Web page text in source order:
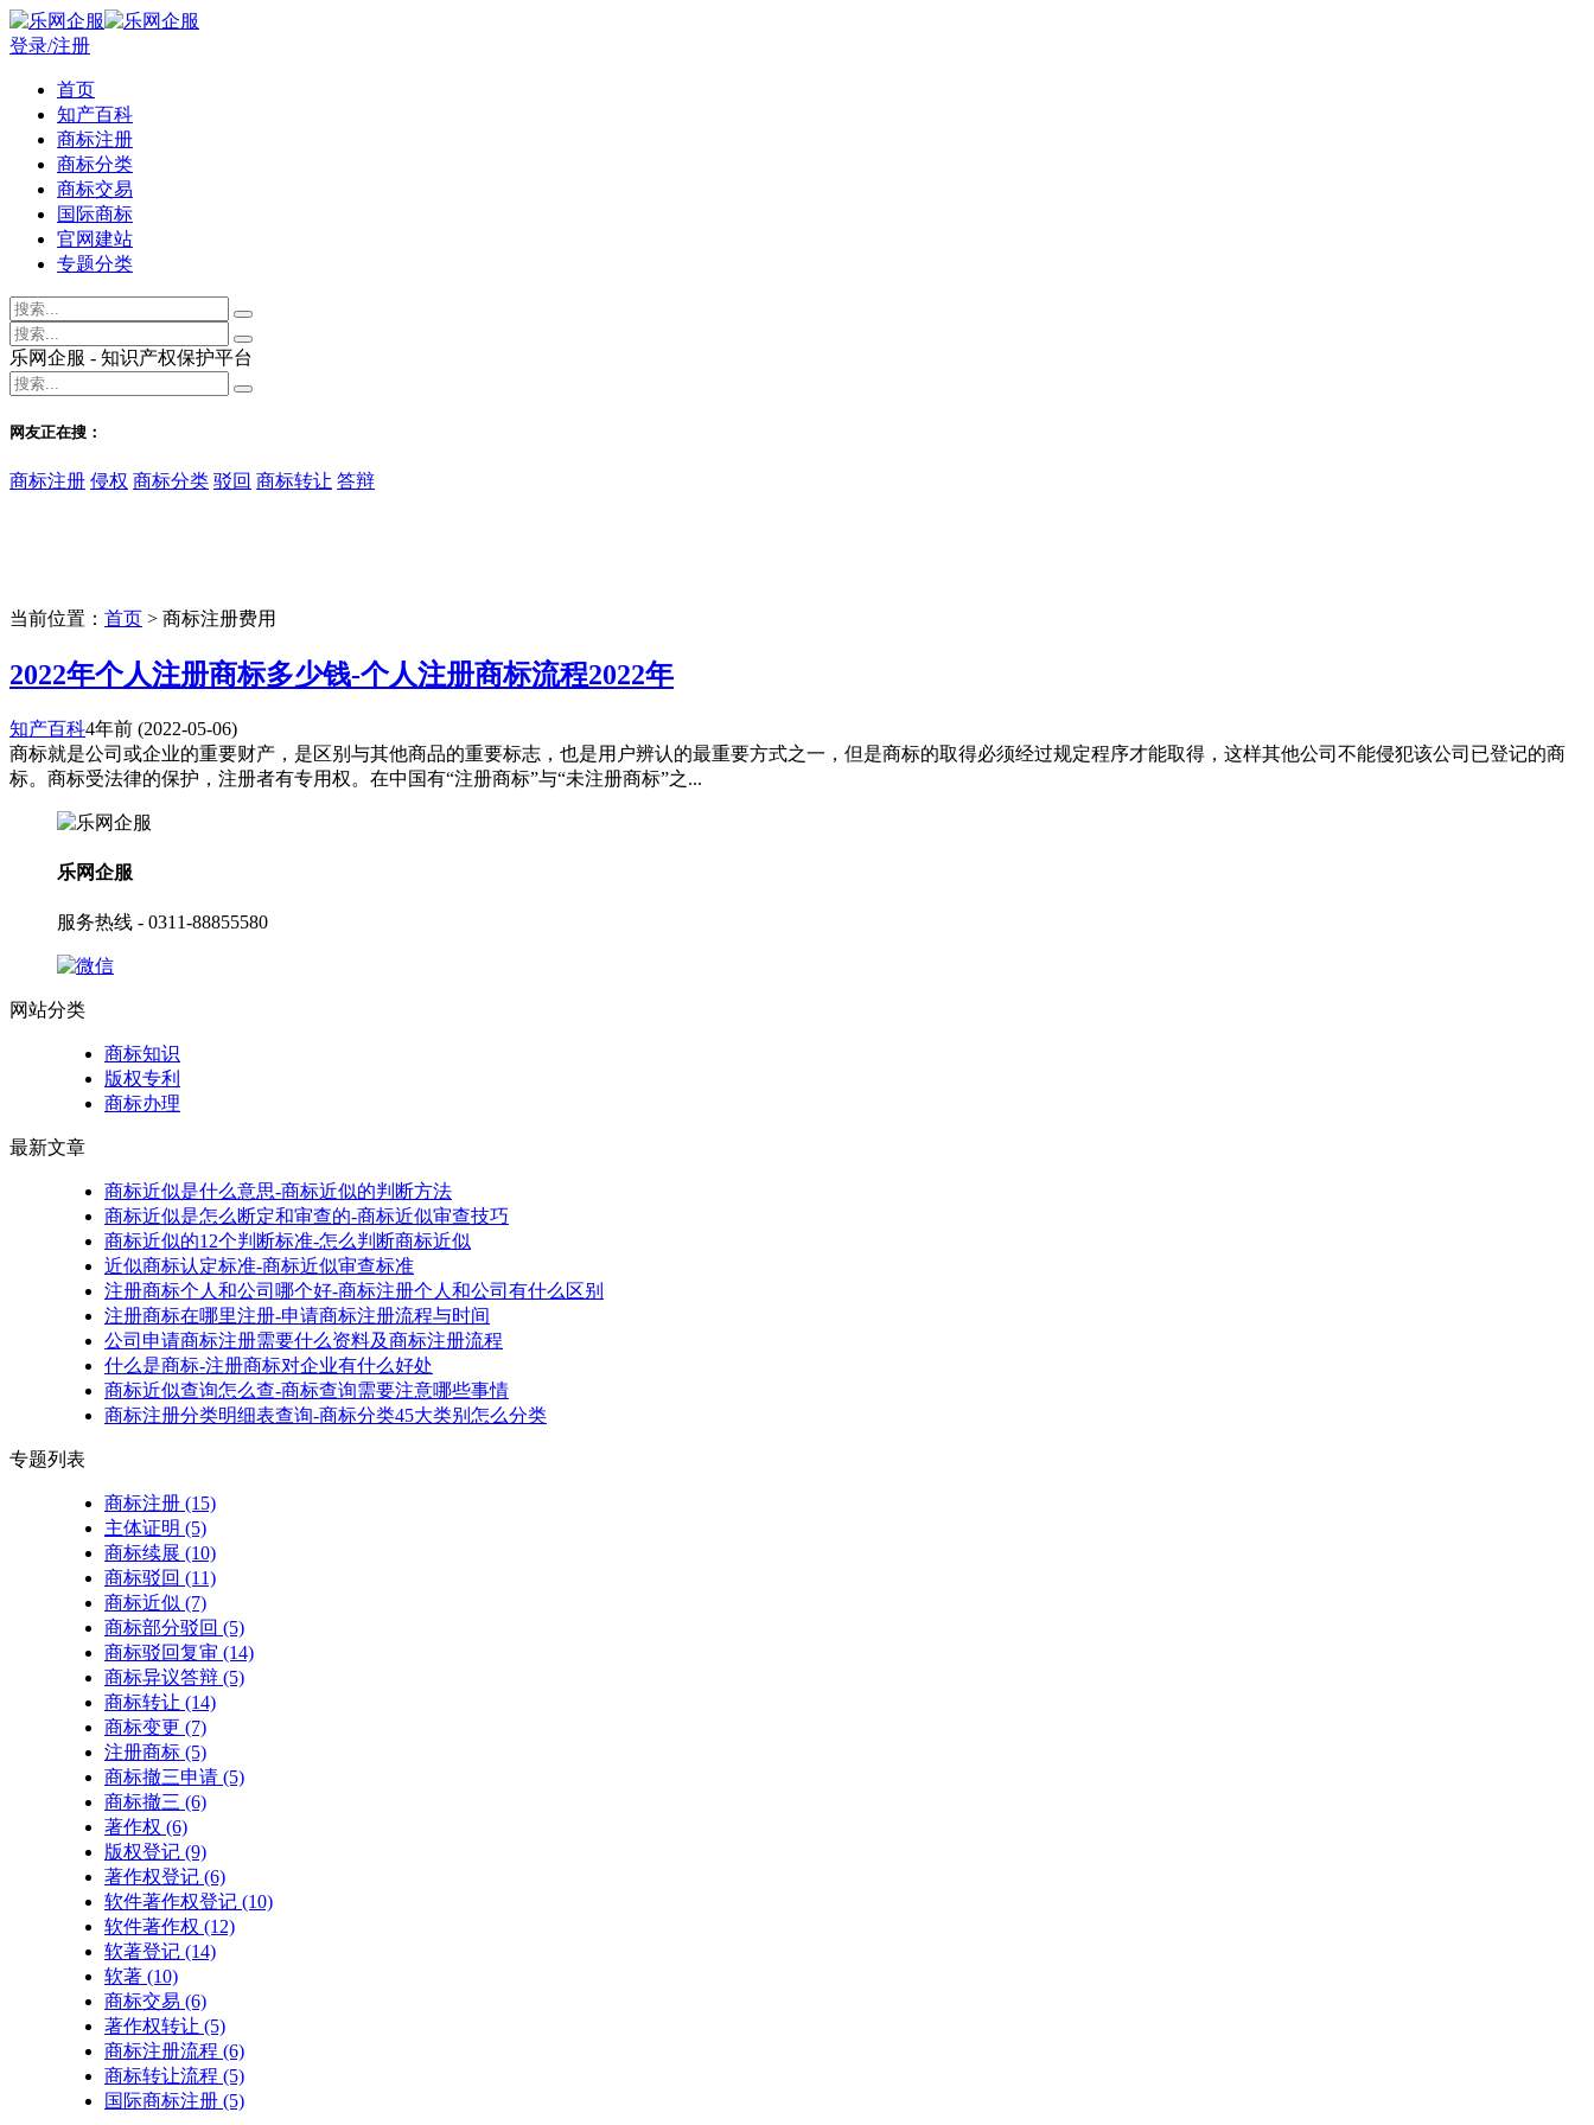
登录/注册
首页
知产百科
商标注册
商标分类
商标交易
国际商标
官网建站
专题分类
乐网企服 - 知识产权保护平台
网友正在搜：
商标注册 侵权 商标分类 驳回 商标转让 答辩
当前位置： 首页 > 商标注册费用
2022年个人注册商标多少钱-个人注册商标流程2022年
知产百科4年前 (2022-05-06)
商标就是公司或企业的重要财产，是区别与其他商品的重要标志，也是用户辨认的最重要方式之一，但是商标的取得必须经过规定程序才能取得，这样其他公司不能侵犯该公司已登记的商
标。商标受法律的保护，注册者有专用权。在中国有“注册商标”与“未注册商标”之...
乐网企服
服务热线 - 0311-88855580
网站分类
商标知识
版权专利
商标办理
最新文章
商标近似是什么意思-商标近似的判断方法
商标近似是怎么断定和审查的-商标近似审查技巧
商标近似的12个判断标准-怎么判断商标近似
近似商标认定标准-商标近似审查标准
注册商标个人和公司哪个好-商标注册个人和公司有什么区别
注册商标在哪里注册-申请商标注册流程与时间
公司申请商标注册需要什么资料及商标注册流程
什么是商标-注册商标对企业有什么好处
商标近似查询怎么查-商标查询需要注意哪些事情
商标注册分类明细表查询-商标分类45大类别怎么分类
专题列表
商标注册 (15)
主体证明 (5)
商标续展 (10)
商标驳回 (11)
商标近似 (7)
商标部分驳回 (5)
商标驳回复审 (14)
商标异议答辩 (5)
商标转让 (14)
商标变更 (7)
注册商标 (5)
商标撤三申请 (5)
商标撤三 (6)
著作权 (6)
版权登记 (9)
著作权登记 (6)
软件著作权登记 (10)
软件著作权 (12)
软著登记 (14)
软著 (10)
商标交易 (6)
著作权转让 (5)
商标注册流程 (6)
商标转让流程 (5)
国际商标注册 (5)